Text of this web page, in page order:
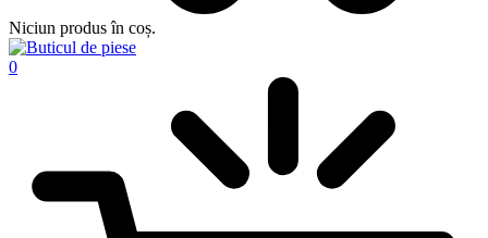
Niciun produs în coș.
0